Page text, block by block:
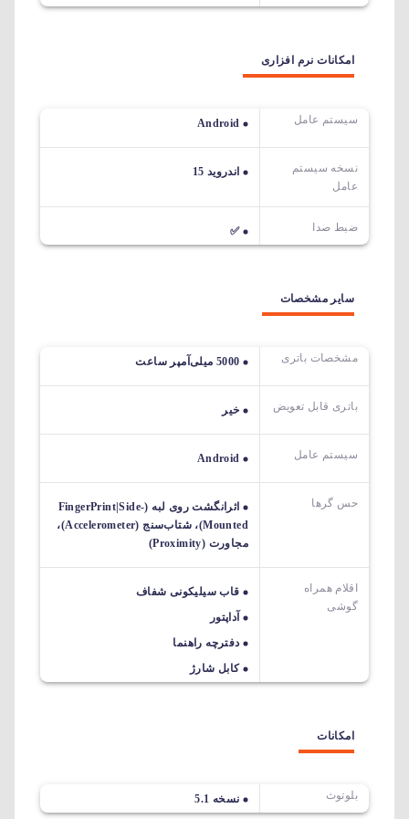
امکانات نرم افزاری
سیستم عامل Android
نسخه سیستم
عامل
اندروید 15
ضبط صدا ✅
سایر مشخصات
مشخصات باتری 5000 میلی‌آمپر ساعت
باتری قابل تعویض خیر
سیستم عامل Android
حس گرها
اثرانگشت روی لبه (FingerPrint|Side-
Mounted)، شتاب‌سنج (Accelerometer)،
مجاورت (Proximity)
اقلام همراه
گوشی
قاب سیلیکونی شفاف
آداپتور
دفترچه راهنما
کابل شارژ
امکانات
بلوتوث نسخه 5.1